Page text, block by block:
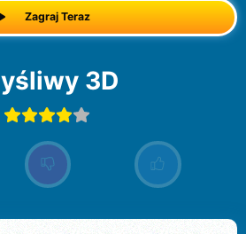
Zagraj Teraz
Myśliwy 3D